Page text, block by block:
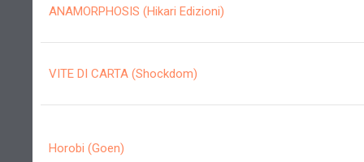
ANAMORPHOSIS (Hikari Edizioni)
VITE DI CARTA (Shockdom)
Horobi (Goen)